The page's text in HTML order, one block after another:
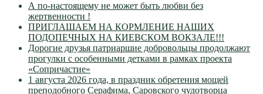
А по-настоящему не может быть любви без
жертвенности !
ПРИГЛАШАЕМ НА КОРМЛЕНИЕ НАШИХ
ПОДОПЕЧНЫХ НА КИЕВСКОМ ВОКЗАЛЕ!!!
Дорогие друзья патриаршие добровольцы продолжают
прогулки с особенными детками в рамках проекта
«Сопричастие»
1 августа 2026 года, в праздник обретения мощей
преподобного Серафима, Саровского чудотворца